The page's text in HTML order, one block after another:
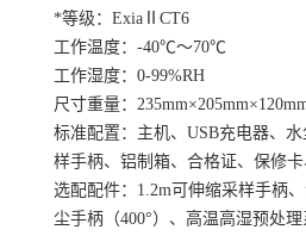
*等级：ExiaⅡCT6
工作温度：-40℃～70℃
工作湿度：0-99%RH
尺寸重量：
标准配置：主机、USB充电器、
样手柄、铝制箱、合格证、保修
选配配件：1.2m可伸缩采样手柄
尘手柄（400°）、高温高湿预处